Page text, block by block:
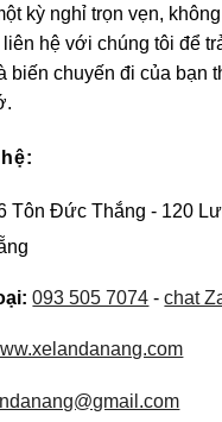
kỳ nghỉ trọn vẹn,
hệ với chúng tôi để
biến chuyến đi của bạn
Tôn Đức Thắng - 120
093 505 7074 -chat